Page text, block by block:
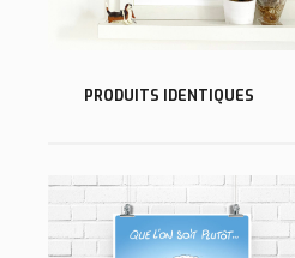
15,00€
PRODUITS IDENTIQUES